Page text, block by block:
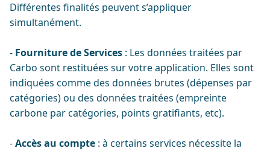
Différentes finalités peuvent s’appliquer
simultanément.
- Fourniture de Services : Les données traitées par
Carbo sont restituées sur votre application. Elles sont
indiquées comme des données brutes (dépenses par
catégories) ou des données traitées (empreinte
carbone par catégories, points gratifiants, etc).
-Accès au compte : à certains services nécessite la